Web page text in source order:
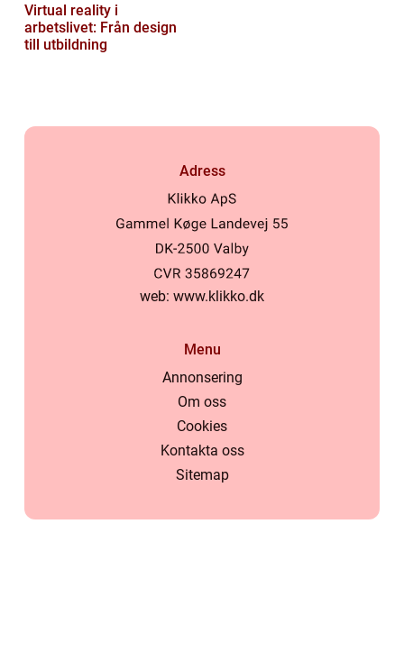
Virtual reality i
arbetslivet: Från design
till utbildning
Adress
web: www.klikko.dk
Menu
Annonsering
Om oss
Cookies
Kontakta oss
Sitemap